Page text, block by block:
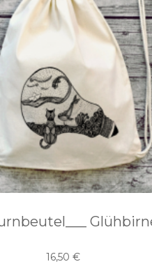
16,50 €